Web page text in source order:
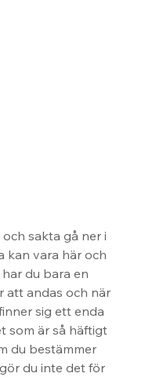
sakta gå ner i
kan vara här och
du bara en
att andas och när
sig ett enda
som är så häftigt
du bestämmer
du inte det för